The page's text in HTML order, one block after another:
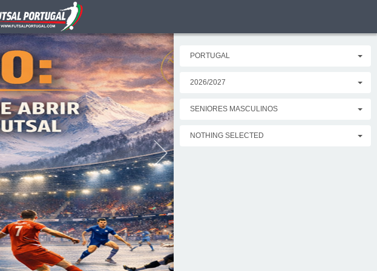
Ginka
que
futsal
PORTUGAL
2026/2027
SENIORES MASCULINOS
NOTHING SELECTED